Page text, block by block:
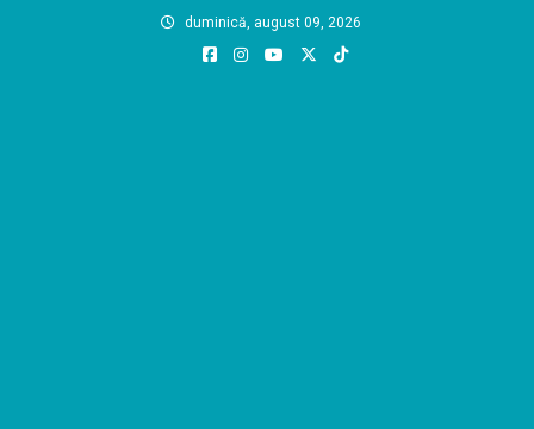
duminică, august 09, 2026